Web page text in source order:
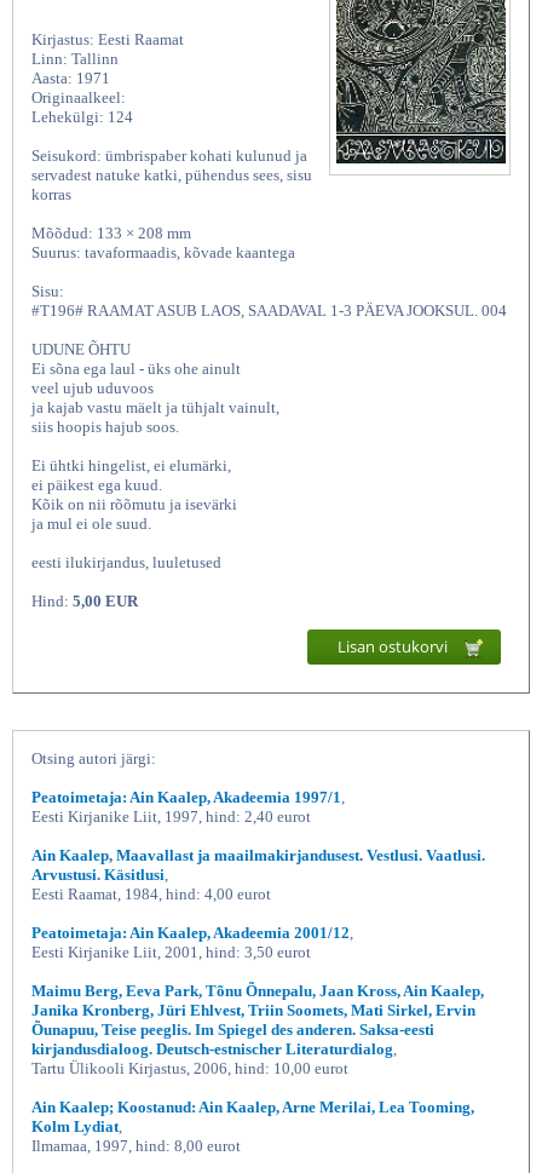
Kirjastus: Eesti Raamat
Linn: Tallinn
Aasta: 1971
Originaalkeel:
Lehekülgi: 124
Seisukord: ümbrispaber kohati kulunud ja
servadest natuke katki, pühendus sees, sisu
korras
Mõõdud: 133 × 208 mm
Suurus: tavaformaadis, kõvade kaantega
Sisu:
#T196# RAAMAT ASUB LAOS, SAADAVAL 1-3 PÄEVA JOOKSUL. 004
UDUNE ÕHTU
Ei sõna ega laul - üks ohe ainult
veel ujub uduvoos
ja kajab vastu mäelt ja tühjalt vainult,
siis hoopis hajub soos.
Ei ühtki hingelist, ei elumärki,
ei päikest ega kuud.
Kõik on nii rõõmutu ja isevärki
ja mul ei ole suud.
eesti ilukirjandus, luuletused
Hind: 5,00 EUR
Lisan ostukorvi
Otsing autori järgi:
Peatoimetaja: Ain Kaalep, Akadeemia 1997/1
Eesti Kirjanike Liit, 1997, hind: 2,40 eurot
Ain Kaalep, Maavallast ja maailmakirjandusest. Vestlusi. Vaatlusi.
Arvustusi. Käsitlusi
Eesti Raamat, 1984, hind: 4,00 eurot
Peatoimetaja: Ain Kaalep, Akadeemia 2001/12
Eesti Kirjanike Liit, 2001, hind: 3,50 eurot
Maimu Berg, Eeva Park, Tõnu Õnnepalu, Jaan Kross, Ain Kaalep,
Janika Kronberg, Jüri Ehlvest, Triin Soomets, Mati Sirkel, Ervin
Õunapuu, Teise peeglis. Im Spiegel des anderen. Saksa-eesti
kirjandusdialoog. Deutsch-estnischer Literaturdialog
Tartu Ülikooli Kirjastus, 2006, hind: 10,00 eurot
Ain Kaalep; Koostanud: Ain Kaalep, Arne Merilai, Lea Tooming,
Kolm Lydiat
Ilmamaa, 1997, hind: 8,00 eurot